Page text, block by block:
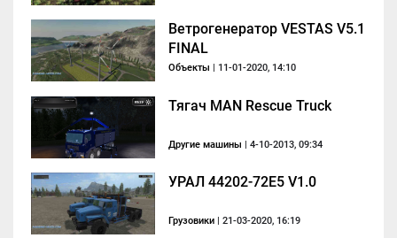
Ветрогенератор VESTAS V5.1
FINAL
Объекты | 11-01-2020, 14:10
Тягач MAN Rescue Truck
Другие машины | 4-10-2013, 09:34
УРАЛ 44202-72E5 V1.0
Грузовики | 21-03-2020, 16:19